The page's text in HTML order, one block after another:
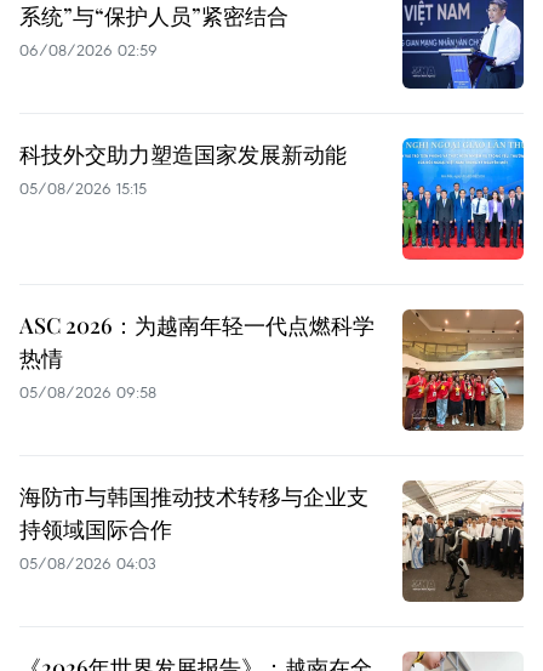
系统”与“保护人员”紧密结合
06/08/2026 02:59
科技外交助力塑造国家发展新动能
05/08/2026 15:15
ASC 2026：为越南年轻一代点燃科学
热情
05/08/2026 09:58
海防市与韩国推动技术转移与企业支
持领域国际合作
05/08/2026 04:03